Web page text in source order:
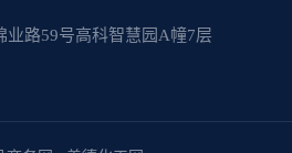
业路59号高科智慧园A幢7层